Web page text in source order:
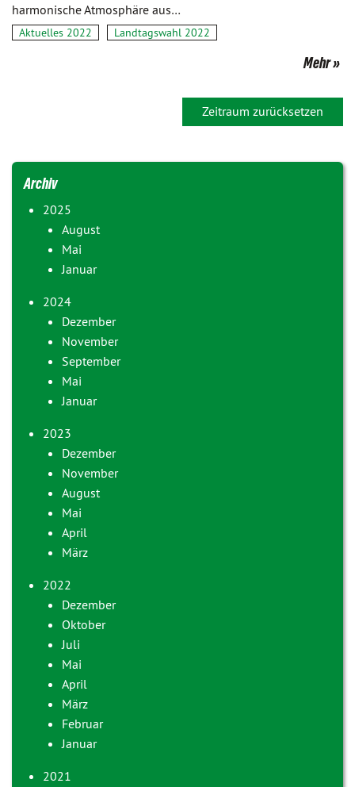
harmonische Atmosphäre aus…
Aktuelles 2022 Landtagswahl 2022
Mehr
Zeitraum zurücksetzen
Archiv
2025
August
Mai
Januar
2024
Dezember
November
September
Mai
Januar
2023
Dezember
November
August
Mai
April
März
2022
Dezember
Oktober
Juli
Mai
April
März
Februar
Januar
2021